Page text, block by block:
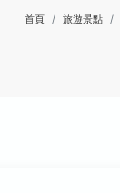
首頁 旅遊景點